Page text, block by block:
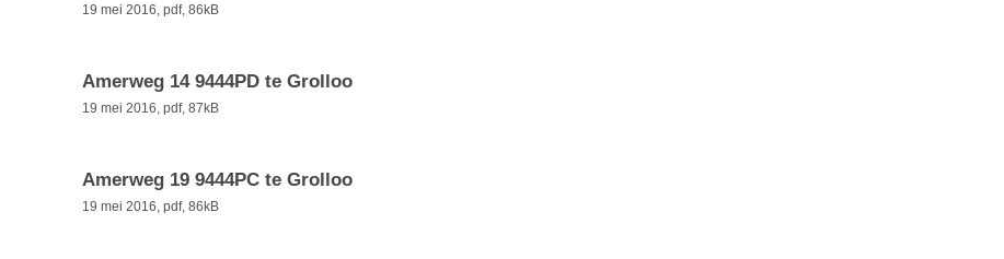
19 mei 2016, pdf, 86kB
Amerweg 14 9444PD te Grolloo
19 mei 2016, pdf, 87kB
Amerweg 19 9444PC te Grolloo
19 mei 2016, pdf, 86kB